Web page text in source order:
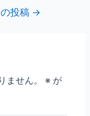
投稿 →
ません。 ※ が